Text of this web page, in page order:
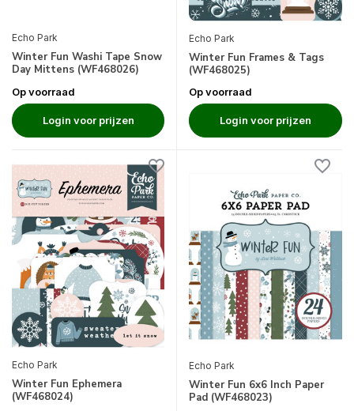
Echo Park
Winter Fun Washi Tape Snow
Day Mittens (WF468026)
Op voorraad
Login voor prijzen
Echo Park
Winter Fun Frames & Tags
(WF468025)
Op voorraad
Login voor prijzen
Echo Park
Winter Fun Ephemera
(WF468024)
Echo Park
Winter Fun 6x6 Inch Paper
Pad (WF468023)